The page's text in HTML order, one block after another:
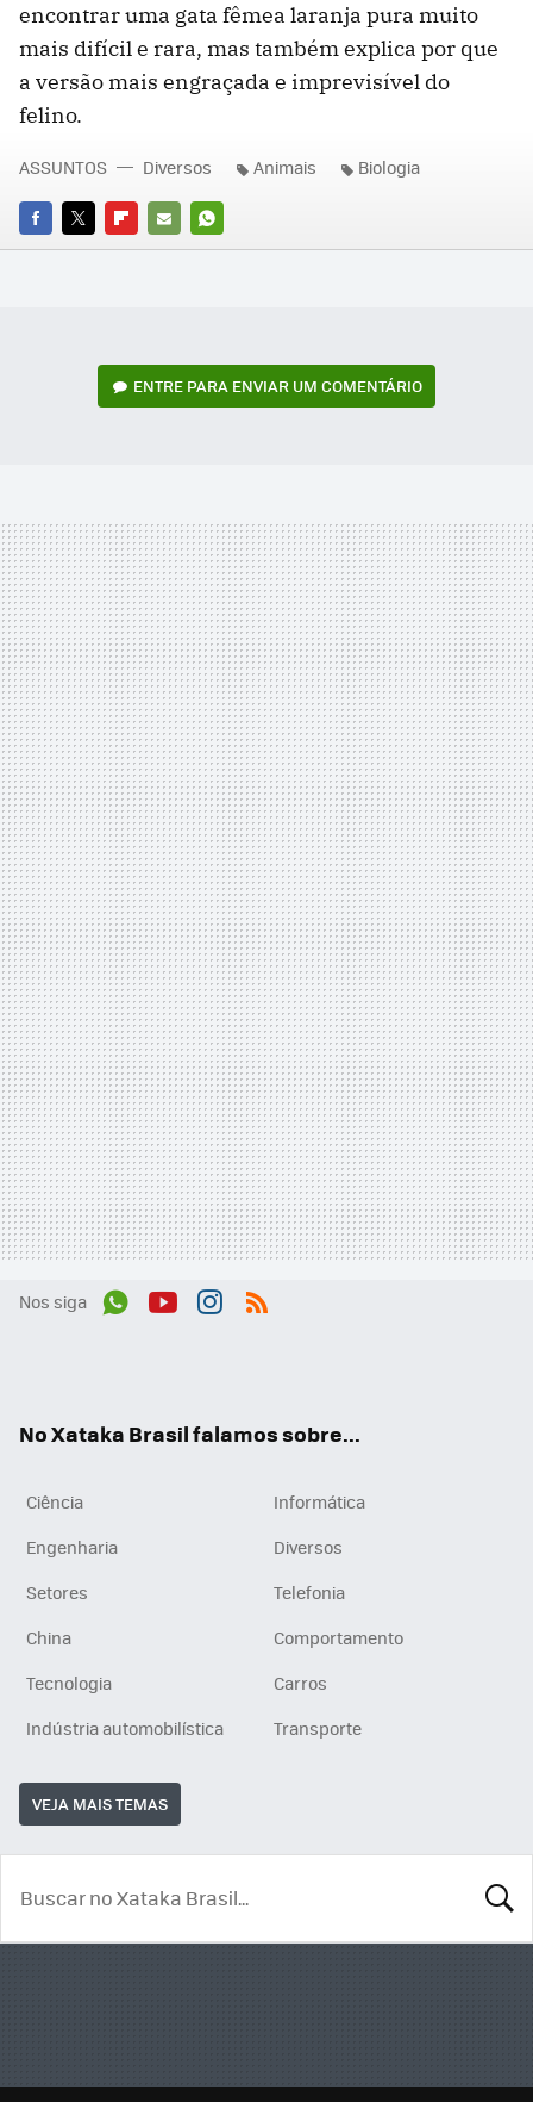
encontrar uma gata fêmea laranja pura muito
mais difícil e rara, mas também explica por que
a versão mais engraçada e imprevisível do
felino.
FACEBOOK
TWITTERFLIPBOARD
E-
WHATSAPP
ASSUNTOS Diversos Animais Biologia
ENTRE PARA ENVIAR UM COMENTÁRIO
Nos siga
No Xataka Brasil falamos sobre...
Ciência
Informática
Engenharia
Diversos
Setores
Telefonia
China
Comportamento
Tecnologia
Carros
Indústria automobilística
Transporte
VEJA MAIS TEMAS